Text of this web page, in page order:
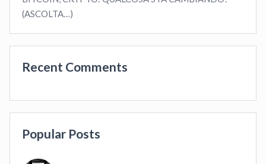
(ASCOLTA…)
Recent Comments
Popular Posts